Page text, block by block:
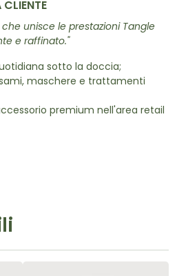
che unisce le prestazioni Tangle
e raffinato."
sotto la doccia;
maschere e trattamenti
premium nell'area retail